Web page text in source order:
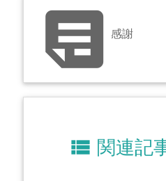
感謝
 関連記